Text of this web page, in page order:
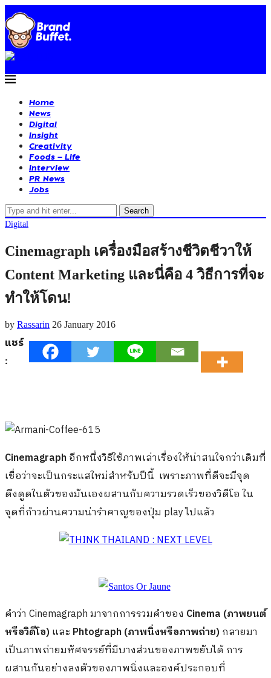
Home
News
Digital
Insight
Creativity
Foods – Life
Interview
PR News
Jobs
Search
Digital
Cinemagraph เครื่องมือสร้างชีวิตชีวาให้
Content Marketing และนี่คือ 4 วิธีการที่จะ
ทำให้โดน!
by Rassarin 26 January 2016
แชร์
:
Cinemagraphอีกหนึ่งวิธีใช้ภาพเล่าเรื่องให้น่าสนใจกว่าเดิมที่
เชื่อว่าจะเป็นกระแสใหม่สำหรับปีนี้ เพราะภาพที่ดีจะมีจุด
ดึงดูดในตัวของมันเองผสานกับความรวดเร็วของวิดีโอ ใน
จุดที่ก้าวผ่านความน่ารำคาญของปุ่ม play ไปแล้ว
คำว่า Cinemagraph มาจากการรวมคำของ Cinema (ภาพยนต์
หรือวิดีโอ)และ Phtograph (ภาพนิ่งหรือภาพถ่าย)กลายมา
เป็นภาพถ่ายมหัศจรรย์ที่มีบางส่วนของภาพขยับได้ การ
ผสานกันอย่างลงตัวของภาพนิ่งและองค์ประกอบที่